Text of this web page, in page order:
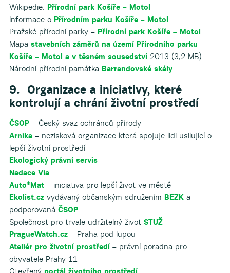
Wikipedie: Přírodní park Košíře – Motol
Informace o Přírodním parku Košíře – Motol
Pražské přírodní parky – Přírodní park Košíře – Motol
Mapa stavebních záměrů na území Přírodního parku
Košíře – Motol a v těsném sousedství2013 (3,2 MB)
Národní přírodní památka Barrandovské skály
9. Organizace a iniciativy, které
kontrolují a chrání životní prostředí
ČSOP– Český svaz ochránců přírody
Arnika– nezisková organizace která spojuje lidi usilující o
lepší životní prostředí
Ekologický právní servis
Nadace Via
Auto*Mat– iniciativa pro lepší život ve městě
Ekolist.czvydávaný občanským sdružením BEZKa
podporovaná ČSOP
Společnost pro trvale udržitelný život STUŽ
PragueWatch.cz– Praha pod lupou
Ateliér pro životní prostředí– právní poradna pro
obyvatele Prahy 11